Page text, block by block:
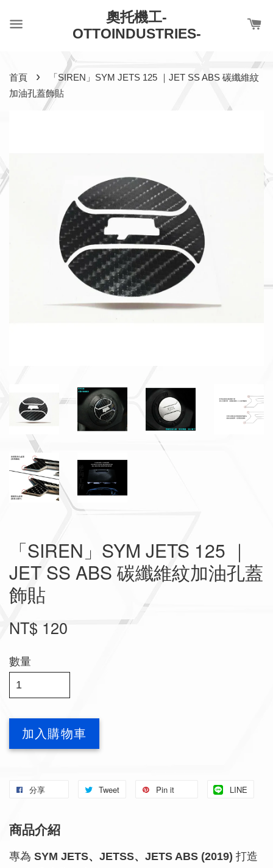
奧托機工-
OTTOINDUSTRIES-
首頁 ›
「SIREN」SYM JETS 125 ｜JET SS ABS 碳纖維紋
加油孔蓋飾貼
「SIREN」SYM JETS 125 ｜
JET SS ABS 碳纖維紋加油孔蓋
飾貼
NT$ 120
數量
加入購物車
分享 Tweet Pin it LINE
商品介紹
專為 SYM JETS、JETSS、JETS ABS (2019) 打造